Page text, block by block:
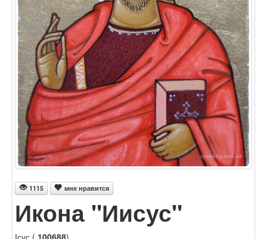
1115 мне нравится
Икона "Иисус"